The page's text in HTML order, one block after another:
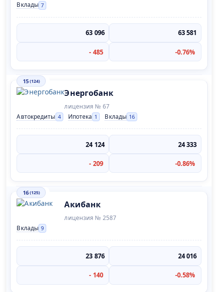
Вклады 7
63 096 63 581
- 485 -0.76%
15(124)
Энергобанк
лицензия № 67
Автокредиты 4 Ипотека 1 Вклады 16
24 124 24 333
- 209 -0.86%
16(125)
Акибанк
лицензия № 2587
Вклады 9
23 876 24 016
- 140 -0.58%